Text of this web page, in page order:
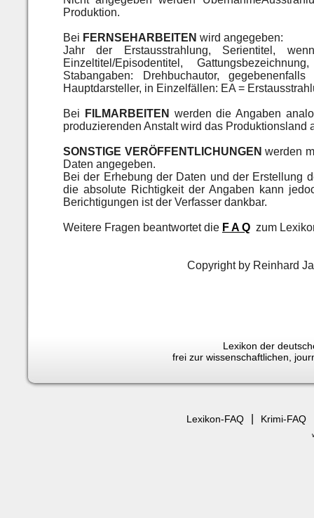
Produktion.
Bei FERNSEHARBEITEN wird angegeben:
Jahr der Erstausstrahlung, Serientitel,
Einzeltitel/Episodentitel,
Stabangaben: Drehbuchautor,
Hauptdarsteller, in Einzelfällen: EA =
Bei FILMARBEITEN werden die Angaben
produzierenden Anstalt wird das Produktionsland
SONSTIGE VERÖFFENTLICHUNGEN werden
Daten angegeben.
Bei der Erhebung der Daten und der Erstellung
die absolute Richtigkeit der Angaben kann
Berichtigungen ist der Verfasser dankbar.
Weitere Fragen beantwortet die F A Q zum
Copyright by Reinhard
Lexikon der
frei zur wissenschaftlichen,
Lexikon-FAQ Krimi-FAQ